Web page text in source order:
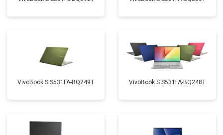
VivoBook S S531FA-BQ249T VivoBook S S531FA-BQ248T